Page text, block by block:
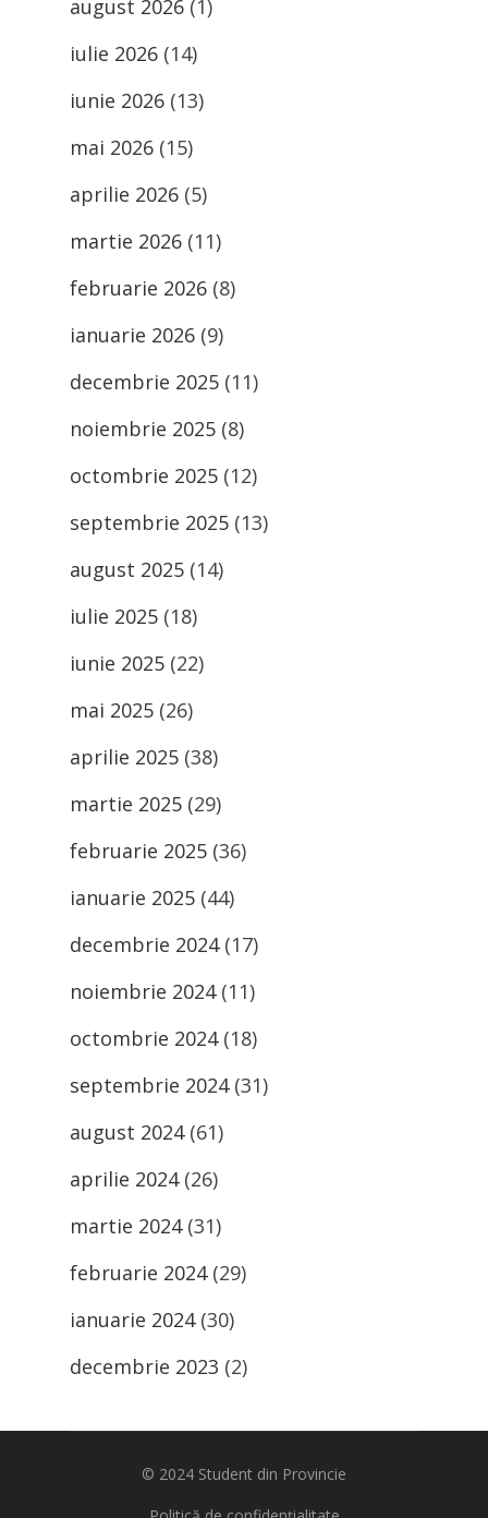
august 2026 (1)
iulie 2026 (14)
iunie 2026 (13)
mai 2026 (15)
aprilie 2026 (5)
martie 2026 (11)
februarie 2026 (8)
ianuarie 2026 (9)
decembrie 2025 (11)
noiembrie 2025 (8)
octombrie 2025 (12)
septembrie 2025 (13)
august 2025 (14)
iulie 2025 (18)
iunie 2025 (22)
mai 2025 (26)
aprilie 2025 (38)
martie 2025 (29)
februarie 2025 (36)
ianuarie 2025 (44)
decembrie 2024(17)
noiembrie 2024(11)
octombrie 2024(18)
septembrie 2024(31)
august 2024(61)
aprilie 2024(26)
martie 2024(31)
februarie 2024(29)
ianuarie 2024(30)
decembrie 2023 (2)
© 2024 Student din Provincie